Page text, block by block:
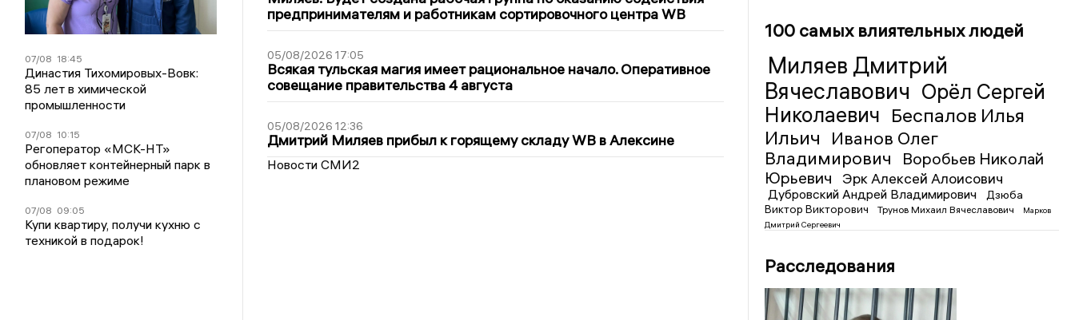
07/08 18:45
Династия Тихомировых-Вовк:
85 лет в химической
промышленности
07/08 10:15
Регоператор «МСК-НТ»
обновляет контейнерный парк в
плановом режиме
07/08 09:05
Купи квартиру, получи кухню с
техникой в подарок!
предпринимателям и работникам сортировочного центра WB
05/08/2026 17:05
Всякая тульская магия имеет рациональное начало. Оперативное
совещание правительства 4 августа
05/08/2026 12:36
Дмитрий Миляев прибыл к горящему складу WB в Алексине
Новости СМИ2
100 самых влиятельных людей
Миляев Дмитрий
Вячеславович Орёл Сергей
Николаевич Беспалов Илья
Ильич
Иванов Олег
Владимирович
Воробьев Николай
Юрьевич
Эрк Алексей Алоисович
Дубровский Андрей Владимирович
Дзюба
Виктор Викторович
Трунов Михаил Вячеславович
Марков
Дмитрий Сергеевич
Расследования